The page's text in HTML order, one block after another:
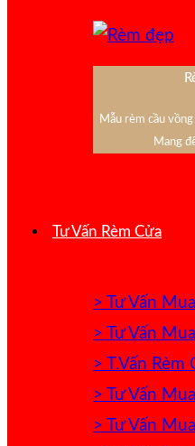
Mẫu rèm cầu
Mang
Tư Vấn Rèm Cửa
> Tư Vấn
> Tư Vấn
> T.Vấn
> Tư Vấn
> Tư Vấn